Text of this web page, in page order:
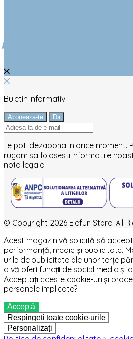
Buletin informativ
Te poti dezabona in orice moment.
rugam sa folosesti informatiile
nota legala.
© Copyright 2026 Elefun Store. All
Acest magazin vă solicită să
performanță, media și publicitate.
urile de publicitate ale unor terțe
a vă oferi funcții de social media și
Acceptați aceste cookie-uri și
personale implicate?
Acceptă
Respingeți toate cookie-urile
Personalizați